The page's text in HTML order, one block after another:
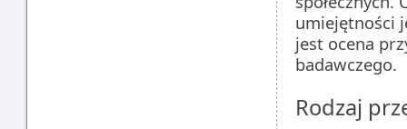
umiejętności
jest ocena
badawczego.
Rodzaj